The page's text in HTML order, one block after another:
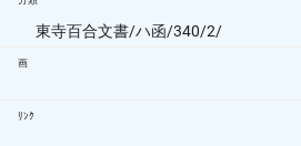
東寺百合文書/ハ函/340/2/
画
ﾘﾝｸ